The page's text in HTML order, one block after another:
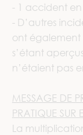
- 1 accident
- D’autres
ont également
s’étant
n’étaient pas
MESSAGE DE
PRATIQUE SUR
La